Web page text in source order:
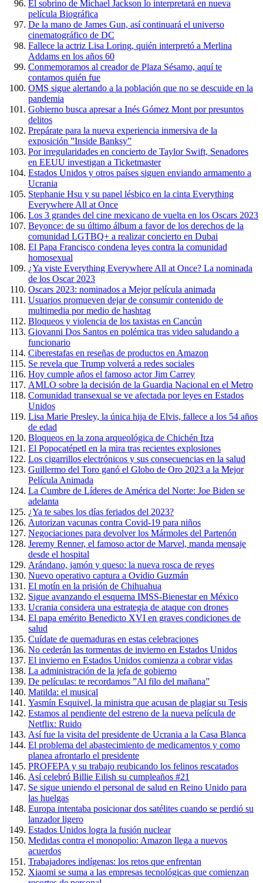
El sobrino de Michael Jackson lo interpretará en nueva
película Biográfica
De la mano de James Gun, así continuará el universo
cinematográfico de DC
Fallece la actriz Lisa Loring, quién interpretó a Merlina
Addams en los años 60
Conmemoramos al creador de Plaza Sésamo, aquí te
contamos quién fue
OMS sigue alertando a la población que no se descuide en la
pandemia
Gobierno busca apresar a Inés Gómez Mont por presuntos
delitos
Prepárate para la nueva experiencia inmersiva de la
exposición ”Inside Banksy”
Por irregularidades en concierto de Taylor Swift, Senadores
en EEUU investigan a Ticketmaster
Estados Unidos y otros países siguen enviando armamento a
Ucrania
Stephanie Hsu y su papel lésbico en la cinta Everything
Everywhere All at Once
Los 3 grandes del cine mexicano de vuelta en los Oscars 2023
Beyonce: de su último álbum a favor de los derechos de la
comunidad LGTBQ+ a realizar concierto en Dubai
El Papa Francisco condena leyes contra la comunidad
homosexual
¿Ya viste Everything Everywhere All at Once? La nominada
de los Oscar 2023
Oscars 2023: nominados a Mejor película animada
Usuarios promueven dejar de consumir contenido de
multimedia por medio de hashtag
Bloqueos y violencia de los taxistas en Cancún
Giovanni Dos Santos en polémica tras video saludando a
funcionario
Ciberestafas en reseñas de productos en Amazon
Se revela que Trump volverá a redes sociales
Hoy cumple años el famoso actor Jim Carrey
AMLO sobre la decisión de la Guardia Nacional en el Metro
Comunidad transexual se ve afectada por leyes en Estados
Unidos
Lisa Marie Presley, la única hija de Elvis, fallece a los 54 años
de edad
Bloqueos en la zona arqueológica de Chichén Itza
El Popocatépetl en la mira tras recientes explosiones
Los cigarrillos electrónicos y sus consecuencias en la salud
Guillermo del Toro ganó el Globo de Oro 2023 a la Mejor
Película Animada
La Cumbre de Líderes de América del Norte: Joe Biden se
adelanta
¿Ya te sabes los días feriados del 2023?
Autorizan vacunas contra Covid-19 para niños
Negociaciones para devolver los Mármoles del Partenón
Jeremy Renner, el famoso actor de Marvel, manda mensaje
desde el hospital
Arándano, jamón y queso: la nueva rosca de reyes
Nuevo operativo captura a Ovidio Guzmán
El motín en la prisión de Chihuahua
Sigue avanzando el esquema IMSS-Bienestar en México
Ucrania considera una estrategia de ataque con drones
El papa emérito Benedicto XVI en graves condiciones de
salud
Cuídate de quemaduras en estas celebraciones
No cederán las tormentas de invierno en Estados Unidos
El invierno en Estados Unidos comienza a cobrar vidas
La administración de la jefa de gobierno
De películas: te recordamos ”Al filo del mañana”
Matilda: el musical
Yasmín Esquivel, la ministra que acusan de plagiar su Tesis
Estamos al pendiente del estreno de la nueva película de
Netflix: Ruido
Así fue la visita del presidente de Ucrania a la Casa Blanca
El problema del abastecimiento de medicamentos y como
planea afrontarlo el presidente
PROFEPA y su trabajo reubicando los felinos rescatados
Así celebró Billie Eilish su cumpleaños #21
Se sigue uniendo el personal de salud en Reino Unido para
las huelgas
Europa intentaba posicionar dos satélites cuando se perdió su
lanzador ligero
Estados Unidos logra la fusión nuclear
Medidas contra el monopolio: Amazon llega a nuevos
acuerdos
Trabajadores indígenas: los retos que enfrentan
Xiaomi se suma a las empresas tecnológicas que comienzan